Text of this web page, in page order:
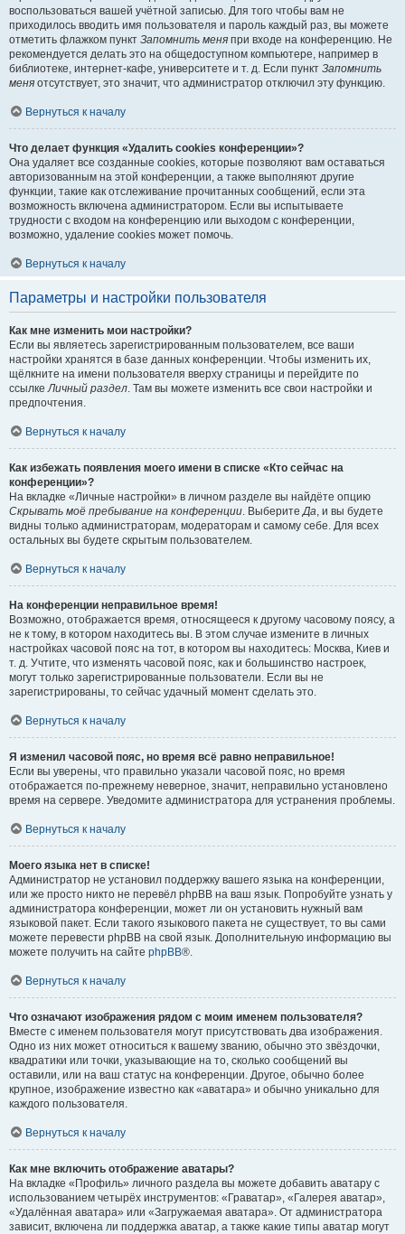
воспользоваться вашей учётной записью. Для того чтобы вам не
приходилось вводить имя пользователя и пароль каждый раз, вы можете
отметить флажком пункт Запомнить меня при входе на конференцию. Не
рекомендуется делать это на общедоступном компьютере, например в
библиотеке, интернет-кафе, университете и т. д. Если пункт Запомнить
меня отсутствует, это значит, что администратор отключил эту функцию.
Вернуться к началу
Что делает функция «Удалить cookies конференции»?
Она удаляет все созданные cookies, которые позволяют вам оставаться
авторизованным на этой конференции, а также выполняют другие
функции, такие как отслеживание прочитанных сообщений, если эта
возможность включена администратором. Если вы испытываете
трудности с входом на конференцию или выходом с конференции,
возможно, удаление cookies может помочь.
Вернуться к началу
Параметры и настройки пользователя
Как мне изменить мои настройки?
Если вы являетесь зарегистрированным пользователем, все ваши
настройки хранятся в базе данных конференции. Чтобы изменить их,
щёлкните на имени пользователя вверху страницы и перейдите по
ссылкеЛичный раздел. Там вы можете изменить все свои настройки и
предпочтения.
Вернуться к началу
Как избежать появления моего имени в списке «Кто сейчас на
конференции»?
На вкладке «Личные настройки» в личном разделе вы найдёте опцию
Скрывать моё пребывание на конференции. ВыберитеДа, и вы будете
видны только администраторам, модераторам и самому себе. Для всех
остальных вы будете скрытым пользователем.
Вернуться к началу
На конференции неправильное время!
Возможно, отображается время, относящееся к другому часовому поясу, а
не к тому, в котором находитесь вы. В этом случае измените в личных
настройках часовой пояс на тот, в котором вы находитесь: Москва, Киев и
т. д. Учтите, что изменять часовой пояс, как и большинство настроек,
могут только зарегистрированные пользователи. Если вы не
зарегистрированы, то сейчас удачный момент сделать это.
Вернуться к началу
Я изменил часовой пояс, но время всё равно неправильное!
Если вы уверены, что правильно указали часовой пояс, но время
отображается по-прежнему неверное, значит, неправильно установлено
время на сервере. Уведомите администратора для устранения проблемы.
Вернуться к началу
Моего языка нет в списке!
Администратор не установил поддержку вашего языка на конференции,
или же просто никто не перевёл phpBB на ваш язык. Попробуйте узнать у
администратора конференции, может ли он установить нужный вам
языковой пакет. Если такого языкового пакета не существует, то вы сами
можете перевести phpBB на свой язык. Дополнительную информацию вы
можете получить на сайте phpBB®.
Вернуться к началу
Что означают изображения рядом с моим именем пользователя?
Вместе с именем пользователя могут присутствовать два изображения.
Одно из них может относиться к вашему званию, обычно это звёздочки,
квадратики или точки, указывающие на то, сколько сообщений вы
оставили, или на ваш статус на конференции. Другое, обычно более
крупное, изображение известно как «аватара» и обычно уникально для
каждого пользователя.
Вернуться к началу
Как мне включить отображение аватары?
На вкладке «Профиль» личного раздела вы можете добавить аватару с
использованием четырёх инструментов: «Граватар», «Галерея аватар»,
«Удалённая аватара» или «Загружаемая аватара». От администратора
зависит, включена ли поддержка аватар, а также какие типы аватар могут